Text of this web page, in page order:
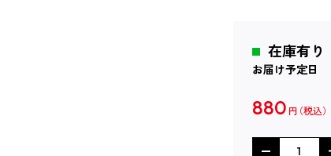
在庫有り
お届け予定日
880 円